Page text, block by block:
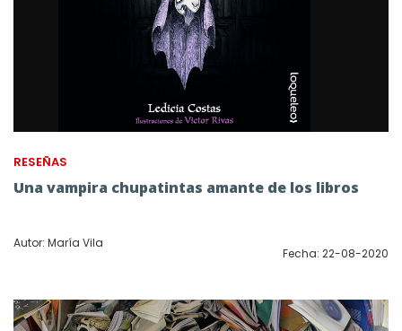
RESEÑAS
Una vampira chupatintas amante de los libros
Autor: María Vila
Fecha: 22-08-2020